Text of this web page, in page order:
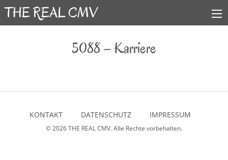
5088 – Karriere
KONTAKT DATENSCHUTZ IMPRESSUM
© 2026THE REAL CMV. Alle Rechte vorbehalten.